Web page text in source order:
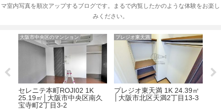
マ室内写真を順次アップするブログです。まるで内覧したかのような体験をお楽し
みください。
リーガル靭公園南
リーガル靭公園南 1K 30.57
㎡│大阪市西区靱本町2丁目
5-20
メゾンド雅
メゾンド雅 3LDK 59.40㎡│
大阪市天王寺区小宮町10-5